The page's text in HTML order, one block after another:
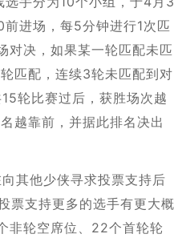
进场，每5分钟进行1次匹
对决，如果某一轮匹配未匹
匹配，连续3轮未匹配到对
轮比赛过后，获胜场次越
越靠前，并据此排名决出
其他少侠寻求投票支持后
票支持更多的选手有更大概
非轮空席位、22个首轮轮